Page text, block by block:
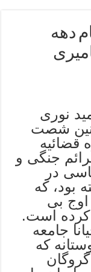
دهه
نوری
شصت
قضائیه
جنگی و
در
بود، که
بی
کرده است.
جامعه
که